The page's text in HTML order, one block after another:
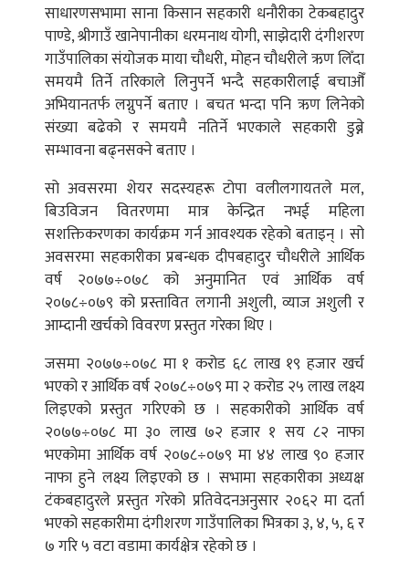
साधारणसभामा साना किसान सहकारी धनौरीका टेकबहादुर
पाण्डे, श्रीगाउँ खानेपानीका धरमनाथ योगी, साझेदारी दंगीशरण
गाउँपालिका संयोजक माया चौधरी, मोहन चौधरीले ऋण लिँदा
समयमै तिर्ने तरिकाले लिनुपर्ने भन्दै सहकारीलाई बचाऔँ
अभियानतर्फ लग्नुपर्ने बताए । बचत भन्दा पनि ऋण लिनेको
संख्या बढेको र समयमै नतिर्ने भएकाले सहकारी डुब्ने
सम्भावना बढ्नसक्ने बताए ।
सो अवसरमा शेयर सदस्यहरू टोपा वलीलगायतले मल,
बिउविजन वितरणमा मात्र केन्द्रित नभई महिला
सशक्तिकरणका कार्यक्रम गर्न आवश्यक रहेको बताइन् । सो
अवसरमा सहकारीका प्रबन्धक दीपबहादुर चौधरीले आर्थिक
वर्ष २०७७÷०७८ को अनुमानित एवं आर्थिक वर्ष
२०७८÷०७९ को प्रस्तावित लगानी अशुली, व्याज अशुली र
आम्दानी खर्चको विवरण प्रस्तुत गरेका थिए ।
जसमा २०७७÷०७८ मा १ करोड ६८ लाख १९ हजार खर्च
भएको र आर्थिक वर्ष २०७८÷०७९ मा २ करोड २५ लाख लक्ष्य
लिइएको प्रस्तुत गरिएको छ । सहकारीको आर्थिक वर्ष
२०७७÷०७८ मा ३० लाख ७२ हजार १ सय ८२ नाफा
भएकोमा आर्थिक वर्ष २०७८÷०७९ मा ४४ लाख ९० हजार
नाफा हुने लक्ष्य लिइएको छ । सभामा सहकारीका अध्यक्ष
टंकबहादुरले प्रस्तुत गरेको प्रतिवेदनअनुसार २०६२ मा दर्ता
भएको सहकारीमा दंगीशरण गाउँपालिका भित्रका ३, ४, ५, ६ र
७ गरि ५ वटा वडामा कार्यक्षेत्र रहेको छ ।